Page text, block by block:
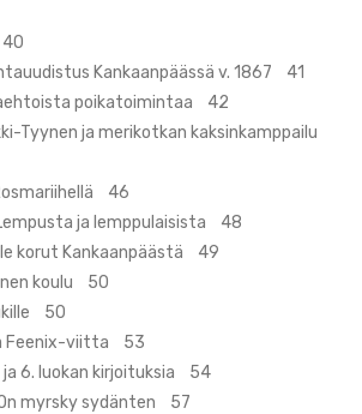
Kankaanpäässä v. 1867 41
poikatoimintaa 42
Tyynen ja merikotkan kaksinkamppailu
46
ja lemppulaisista 48
korut Kankaanpäästä 49
koulu 50
50
Feenix-viitta 53
ja 6. luokan kirjoituksia 54
myrsky sydänten 57